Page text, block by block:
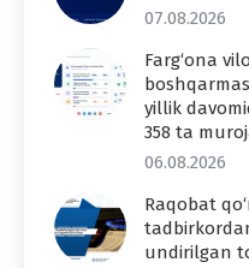
07.08.2026
Farg‘ona
yillik
358 ta
06.08.2026
Raqobat
undirilgan